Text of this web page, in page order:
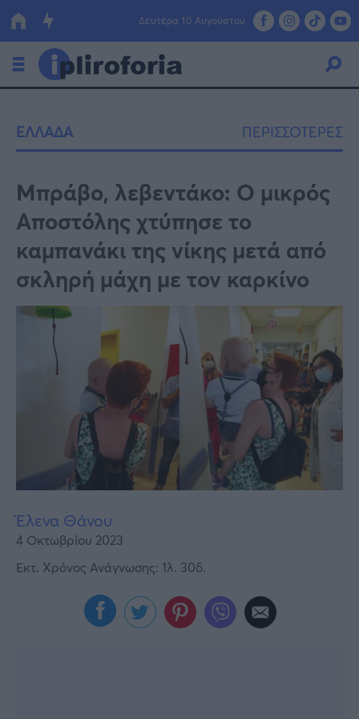
Δευτέρα 10 Αυγούστου
Οικονομία
Πολιτική
Τράπεζες
Επιδοτήσεις
ΕΣΠΑ
Κόσμος
Lifestyle
Αθλητικά
Υγεία
Γυναίκα
Καιρός
ΕΛΛΑΔΑ ΠΕΡΙΣΣΟΤΕΡΕΣ
Μπράβο, λεβεντάκο: O μικρός
Αποστόλης χτύπησε το
καμπανάκι της νίκης μετά από
σκληρή μάχη με τον καρκίνο
Έλενα Θάνου
4 Οκτωβρίου 2023
Εκτ. Χρόνος Ανάγνωσης: 1λ. 30δ.